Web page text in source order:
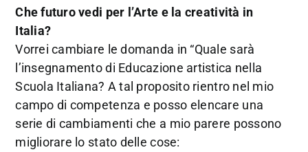
Che futuro vedi per l’Arte e la creatività in
Italia?
Vorrei cambiare le domanda in “Quale sarà
l’insegnamento di Educazione artistica nella
Scuola Italiana? A tal proposito rientro nel mio
campo di competenza e posso elencare una
serie di cambiamenti che a mio parere possono
migliorare lo stato delle cose: